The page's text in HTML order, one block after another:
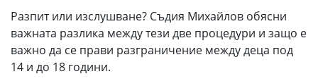
Разпит или изслушване? Съдия Михайлов обясни
важната разлика между тези две процедури и защо е
важно да се прави разграничение между деца под
14 и до 18 години.